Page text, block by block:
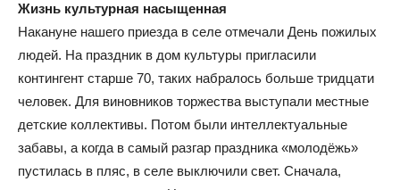
Жизнь культурная насыщенная
Накануне нашего приезда в селе отмечали День пожилых
людей. На праздник в дом культуры пригласили
контингент старше 70, таких набралось больше тридцати
человек. Для виновников торжества выступали местные
детские коллективы. Потом были интеллектуальные
забавы, а когда в самый разгар праздника «молодёжь»
пустилась в пляс, в селе выключили свет. Сначала,